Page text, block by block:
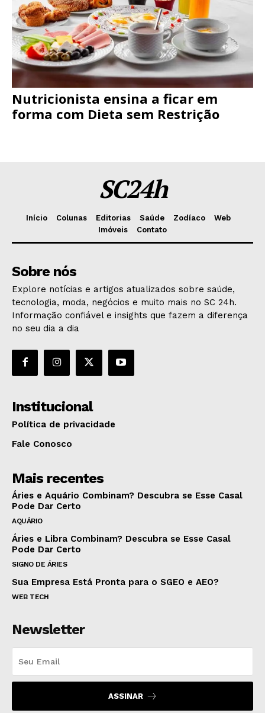
Nutricionista ensina a ficar em
forma com Dieta sem Restrição
SC24h
Início Colunas Editorias Saúde Zodíaco
Web
Imóveis
Contato
Sobre nós
Explore notícias e artigos atualizados sobre saúde,
tecnologia, moda, negócios e muito mais no SC 24h.
Informação confiável e insights que fazem a diferença
no seu dia a dia
Institucional
Política de privacidade
Fale Conosco
Mais recentes
Áries e Aquário Combinam? Descubra se Esse Casal
Pode Dar Certo
AQUÁRIO
Áries e Libra Combinam? Descubra se Esse Casal
Pode Dar Certo
SIGNO DE ÁRIES
Sua Empresa Está Pronta para o SGEO e AEO?
WEB TECH
Newsletter
ASSINAR